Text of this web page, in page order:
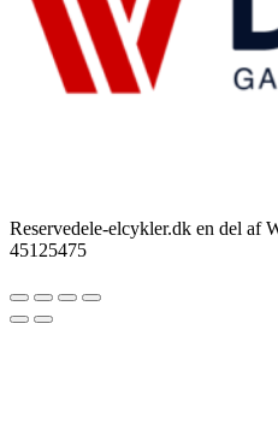
Reservedele-elcykler.dk en del af
45125475